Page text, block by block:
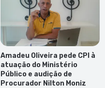
Amadeu Oliveira pede CPI à
atuação do Ministério
Público e audição de
Procurador Nilton Moniz